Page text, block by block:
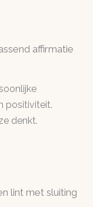
affirmatie
positiviteit.
denkt.
lint met sluiting